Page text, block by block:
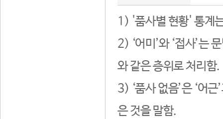
1) '품사별 현황' 통계
2) ‘어미’와 ‘접사’는
와 같은 층위로 처리함.
3) ‘품사 없음’은 ‘어
은 것을 말함.